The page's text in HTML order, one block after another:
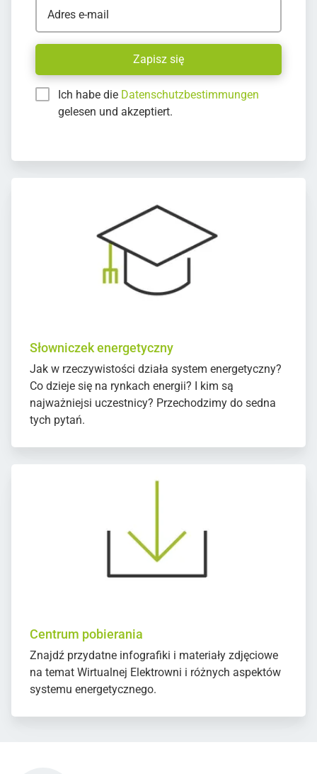
Adres e-mail
Zapisz się
Ich habe die Datenschutzbestimmungen
gelesen und akzeptiert.
Słowniczek energetyczny
Jak w rzeczywistości działa system energetyczny?
Co dzieje się na rynkach energii? I kim są
najważniejsi uczestnicy? Przechodzimy do sedna
tych pytań.
Centrum pobierania
Znajdź przydatne infografiki i materiały zdjęciowe
na temat Wirtualnej Elektrowni i różnych aspektów
systemu energetycznego.